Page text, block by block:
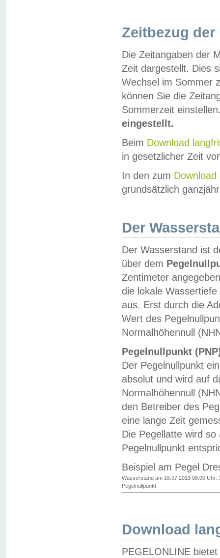
Zeitbezug der
Die Zeitangaben der
Zeit dargestellt. Dies
Wechsel im Sommer
können Sie die
Sommerzeit
eingestellt.
Beim Download
in gesetzlicher Zeit
In den zum Download
grundsätzlich
Der
Der Wasserstand ist
über dem
Zentimeter
die lokale
aus. Erst durch die
Wert des
Normalhöhennull
Pegelnullpunkt
Der Pegelnullpunkt
absolut und wird auf
Normalhöhennull
den Betreiber des
eine lange Zeit
Die Pegellatte wird
Pegelnullpunkt
Beispiel am Pegel
Wasserstand am 16.07.2013 08:00 Uhr:
Pegelnullpunkt
Download
PEGELONLINE